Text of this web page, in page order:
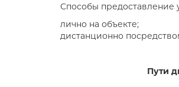
Способы предоставление
лично на объекте;
дистанционно
Пути